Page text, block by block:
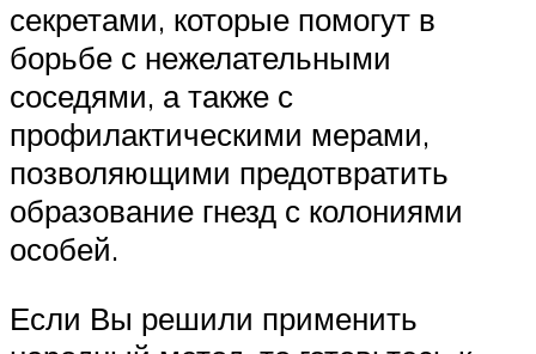
секретами, которые помогут в
борьбе с нежелательными
соседями, а также с
профилактическими мерами,
позволяющими предотвратить
образование гнезд с колониями
особей.
Если Вы решили применить